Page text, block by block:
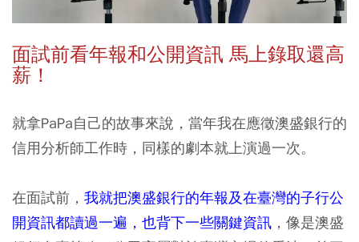
面試前看年報和公開資訊 馬上錄取還高
薪！
就拿PaPa自己的故事來說， 當年我在應徵澳盛銀行的
信用分析師工作時，同樣的劇本就上演過一次。
在面試前， 我就把澳盛銀行的年報及在臺灣的子行公
開資訊都讀過一遍，也背下一些關鍵資訊 ，像是澳盛